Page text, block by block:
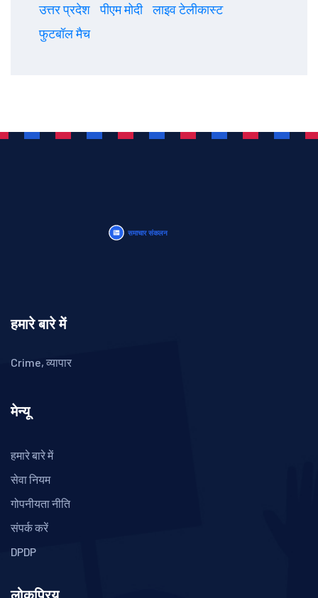
उत्तर प्रदेश
पीएम मोदी
लाइव टेलीकास्ट
फुटबॉल मैच
हमारे बारे में
Crime, व्यापार
मेन्यू
हमारे बारे में
सेवा नियम
गोपनीयता नीति
संपर्क करें
DPDP